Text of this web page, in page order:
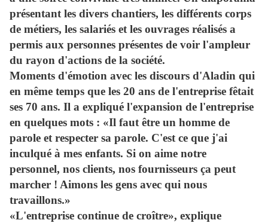
présentant les divers chantiers, les différents corps
de métiers, les salariés et les ouvrages réalisés a
permis aux personnes présentes de voir l'ampleur
du rayon d'actions de la société.
Moments d'émotion avec les discours d'Aladin qui
en même temps que les 20 ans de l'entreprise fêtait
ses 70 ans. Il a expliqué l'expansion de l'entreprise
en quelques mots : «Il faut être un homme de
parole et respecter sa parole. C'est ce que j'ai
inculqué à mes enfants. Si on aime notre
personnel, nos clients, nos fournisseurs ça peut
marcher ! Aimons les gens avec qui nous
travaillons.»
«L'entreprise continue de croître», explique